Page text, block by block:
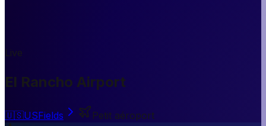
Live
El Rancho Airport
🇺🇸USFields
Petit aéroport